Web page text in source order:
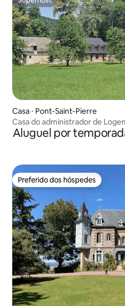
Superhost
Casa ⋅ Pont-Saint-Pierre
Casa do administrador de
Aluguel por
Preferido dos hóspedes
Preferido dos hóspedes